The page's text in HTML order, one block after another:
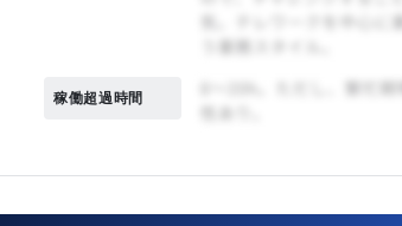
稼働超過時間